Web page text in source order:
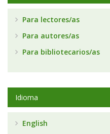
Para lectores/as
Para autores/as
Para bibliotecarios/as
Idioma
English